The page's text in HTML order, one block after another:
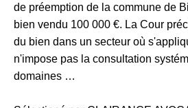
de préemption de la commune de
bien vendu 100 000 €. La Cour
du bien dans un secteur où
n'impose pas la consultation
domaines …